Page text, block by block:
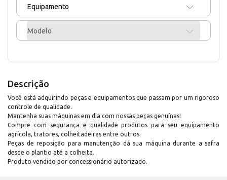
Equipamento
Modelo
Descrição
Você está adquirindo peças e equipamentos que passam por um rigoroso
controle de qualidade.
Mantenha suas máquinas em dia com nossas peças genuínas!
Compre com segurança e qualidade produtos para seu equipamento
agrícola, tratores, colheitadeiras entre outros.
Peças de reposição para manutenção dá sua máquina durante a safra
desde o plantio até a colheita.
Produto vendido por concessionário autorizado.